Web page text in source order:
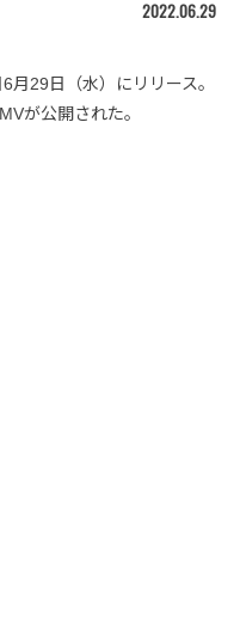
2022.06.29
29日（水）にリリース。
が公開された。